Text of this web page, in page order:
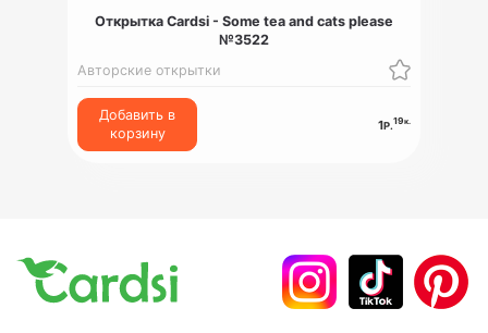
Открытка Cardsi - Some tea and cats please
№3522
Авторские открытки
Добавить в
корзину
1Р.19к.